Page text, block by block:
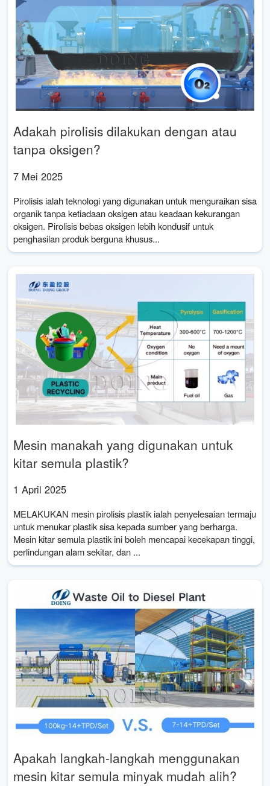
Adakah pirolisis dilakukan dengan atau
tanpa oksigen?
7 Mei 2025
Pirolisis ialah teknologi yang digunakan untuk menguraikan sisa
organik tanpa ketiadaan oksigen atau keadaan kekurangan
oksigen. Pirolisis bebas oksigen lebih kondusif untuk
penghasilan produk berguna khusus...
Mesin manakah yang digunakan untuk
kitar semula plastik?
1 April 2025
MELAKUKAN mesin pirolisis plastik ialah penyelesaian termaju
untuk menukar plastik sisa kepada sumber yang berharga.
Mesin kitar semula plastik ini boleh mencapai kecekapan tinggi,
perlindungan alam sekitar, dan ...
Apakah langkah-langkah menggunakan
mesin kitar semula minyak mudah alih?